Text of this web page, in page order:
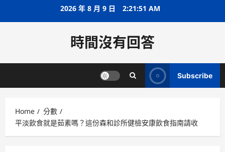
2026 年 8 月 9 日 2:21:52 AM
時間沒有回答
Subscribe
Home
分數
平淡飲食就是茹素嗎？這份森和診所健檢安康飲食指南請收